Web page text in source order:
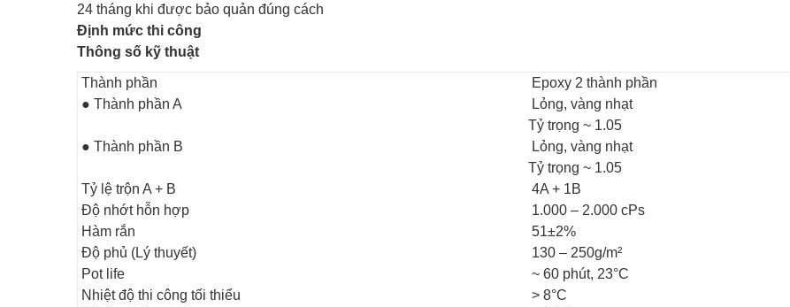
24 tháng khi được bảo quản đúng cách
Định mức thi công
Thông số kỹ thuật
Thành phần
Epoxy 2 thành phần
● Thành phần A
Lỏng, vàng nhạt
Tỷ trọng ~ 1.05
● Thành phần B
Lỏng, vàng nhạt
Tỷ trọng ~ 1.05
Tỷ lệ trộn A + B
4A + 1B
Độ nhớt hỗn hợp
1.000 – 2.000 cPs
Hàm rắn
51±2%
Độ phủ (Lý thuyết)
130 – 250g/m²
Pot life
~ 60 phút, 23°C
Nhiệt độ thi công tối thiểu
> 8°C